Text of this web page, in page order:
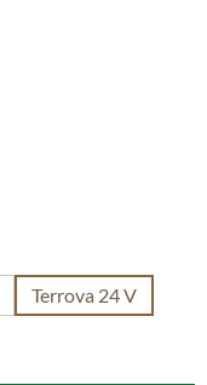
Terrova 24 V